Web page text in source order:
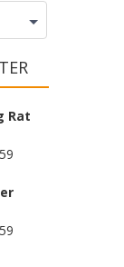
Rat